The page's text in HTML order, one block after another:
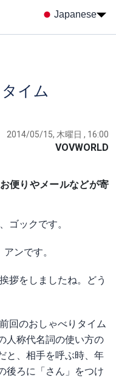
Japanese
イム
2014/05/15, 木曜日 , 16:00
VOVWORLD
便りやメールなどが寄
ゴックです。
ンです。
拶をしましたね。どう
回のおしゃべりタイム
人称代名詞の使い方の
と、相手を呼ぶ時、年
後ろに「さん」をつけ